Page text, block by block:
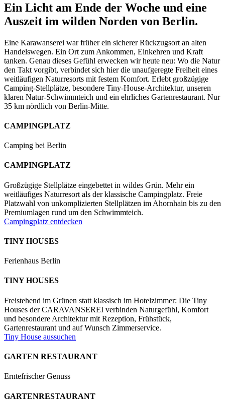
Ein Licht am Ende der Woche und eine
Auszeit im wilden Norden von Berlin.
Eine Karawanserei war früher ein sicherer Rückzugsort an alten
Handelswegen. Ein Ort zum Ankommen, Einkehren und Kraft
tanken. Genau dieses Gefühl erwecken wir heute neu: Wo die Natur
den Takt vorgibt, verbindet sich hier die unaufgeregte Freiheit eines
weitläufigen Naturresorts mit festem Komfort. Erlebt großzügige
Camping-Stellplätze, besondere Tiny-House-Architektur, unseren
klaren Natur-Schwimmteich und ein ehrliches Gartenrestaurant. Nur
35 km nördlich von Berlin-Mitte.
CAMPINGPLATZ
Camping bei Berlin
CAMPINGPLATZ
Großzügige Stellplätze eingebettet in wildes Grün. Mehr ein
weitläufiges Naturresort als der klassische Campingplatz. Freie
Platzwahl von unkomplizierten Stellplätzen im Ahornhain bis zu den
Premiumlagen rund um den Schwimmteich.
Campingplatz entdecken
TINY HOUSES
Ferienhaus Berlin
TINY HOUSES
Freistehend im Grünen statt klassisch im Hotelzimmer: Die Tiny
Houses der CARAVANSEREI verbinden Naturgefühl, Komfort
und besondere Architektur mit Rezeption, Frühstück,
Gartenrestaurant und auf Wunsch Zimmerservice.
Tiny House aussuchen
GARTEN RESTAURANT
Erntefrischer Genuss
GARTENRESTAURANT